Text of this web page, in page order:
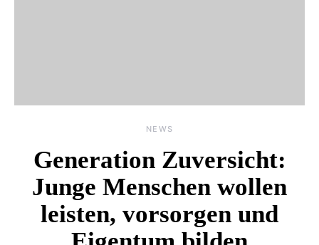
NEWS
Generation Zuversicht:
Junge Menschen wollen
leisten, vorsorgen und